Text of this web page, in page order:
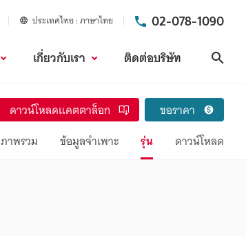
ประเทศไทย ภาษาไทย 02-078-1090
เกี่ยวกับเรา ติดต่อบริษัท
ดาวน์โหลดแคตตาล็อก
ขอราคา
ภาพรวม
ข้อมูลจำเพาะ รุ่น ดาวน์โหลด